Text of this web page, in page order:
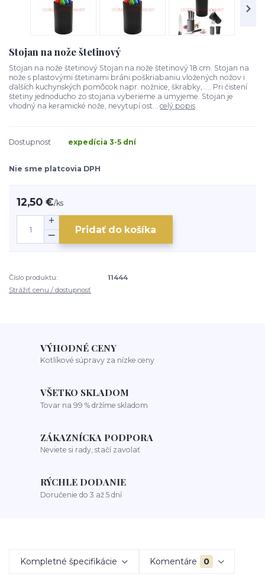
Stojan na nože štetinový
Stojan na nože štetinový Stojan na nože štetinový 18 cm. Stojan na
nože s plastovými štetinami bráni poškriabaniu vložených nožov i
ďalších kuchynských pomôcok napr. nožnice, škrabky, .... Pri čistení
štetiny jednoducho zo stojana vyberieme a umyjeme. Stojan je
vhodný na keramické nože, nevytupí ost... celý popis
Dostupnosť expedícia 3-5 dní
Nie sme platcovia DPH
12,50 €/ks
Pridať do košíka
Číslo produktu:
11444
Strážiť cenu / dostupnosť
VÝHODNÉ CENY
Kotlíkové súpravy za nízke ceny
VŠETKO SKLADOM
Tovar na 99 % držíme skladom
ZÁKAZNÍCKA PODPORA
Neviete si rady, stačí zavolať
RÝCHLE DODANIE
Doručenie do 3 až 5 dní
Kompletné špecifikácie Komentáre 0